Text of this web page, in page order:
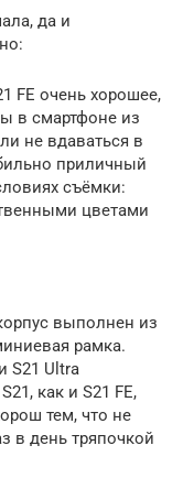
да и
FE очень хорошее,
в смартфоне из
не вдаваться в
приличный
съёмки:
цветами
выполнен из
рамка.
S21 Ultra
как и S21 FE,
тем, что не
в день тряпочкой